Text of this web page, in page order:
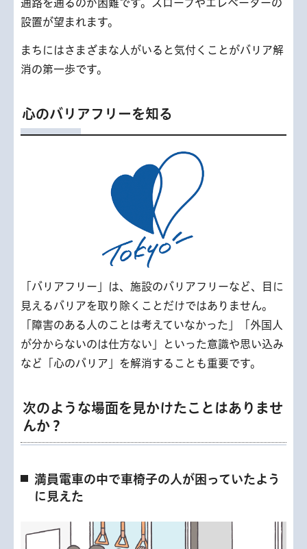
通路を通るのが困難です。スロープやエレベーターの
設置が望まれます。
まちにはさまざまな人がいると気付くことがバリア解
消の第一歩です。
心のバリアフリーを知る
「バリアフリー」は、施設のバリアフリーなど、目に
見えるバリアを取り除くことだけではありません。
「障害のある人のことは考えていなかった」「外国人
が分からないのは仕方ない」といった意識や思い込み
など「心のバリア」を解消することも重要です。
次のような場面を見かけたことはありませ
んか？
満員電車の中で車椅子の人が困っていたよう
に見えた